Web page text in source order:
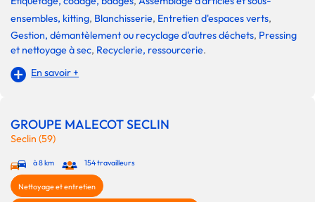
ensembles, kitting, Blanchisserie, Entretien d'espaces verts,
Gestion, démantèlement ou recyclage d'autres déchets, Pressing
et nettoyage à sec, Recyclerie, ressourcerie.
En savoir +
GROUPE MALECOT SECLIN
Seclin (59)
à 8 km 154 travailleurs
Nettoyage et entretien